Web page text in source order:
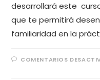
desarrollará este
que te permitirá
familiaridad en la
COMENTARIOS